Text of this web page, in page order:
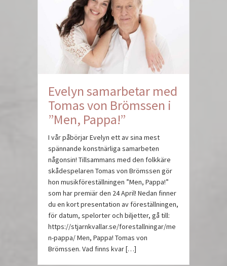
Evelyn samarbetar med
Tomas von Brömssen i
”Men, Pappa!”
I vår påbörjar Evelyn ett av sina mest
spännande konstnärliga samarbeten
någonsin! Tillsammans med den folkkäre
skådespelaren Tomas von Brömssen gör
hon musikföreställningen ”Men, Pappa!”
som har premiär den 24 April! Nedan finner
du en kort presentation av föreställningen,
för datum, spelorter och biljetter, gå till:
https://stjarnkvallar.se/forestallningar/me
n-pappa/ Men, Pappa! Tomas von
Brömssen. Vad finns kvar […]